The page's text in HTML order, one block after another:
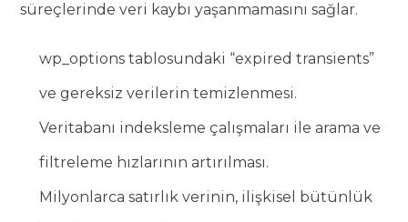
süreçlerinde veri kaybı yaşanmamasını sağlar.
wp_options tablosundaki “expired transients”
ve gereksiz verilerin temizlenmesi.
Veritabanı indeksleme çalışmaları ile arama ve
filtreleme hızlarının artırılması.
Milyonlarca satırlık verinin, ilişkisel bütünlük